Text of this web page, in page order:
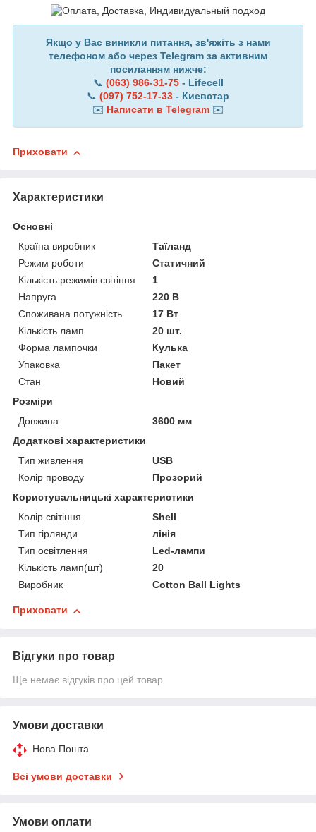
Якщо у Вас виникли питання, зв'яжіть з нами
телефоном або через Telegram за активним
посиланням нижче:
📞 (063) 986-31-75- Lifecell
📞 (097) 752-17-33 - Киевстар
✉️ Написати в Telegram ✉️
Приховати
Характеристики
Основні
Країна виробник
Таїланд
Режим роботи
Статичний
Кількість режимів світіння
1
Напруга
220 В
Споживана потужність
17 Вт
Кількість ламп
20 шт.
Форма лампочки
Кулька
Упаковка
Пакет
Стан
Новий
Розміри
Довжина
3600 мм
Додаткові характеристики
Тип живлення
USB
Колір проводу
Прозорий
Користувальницькі характеристики
Колір світіння
Shell
Тип гірлянди
лінія
Тип освітлення
Led-лампи
Кількість ламп(шт)
20
Виробник
Cotton Ball Lights
Приховати
Відгуки про товар
Ще немає відгуків про цей товар
Умови доставки
Нова Пошта
Всі умови доставки
Умови оплати